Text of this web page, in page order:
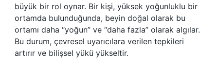
büyük bir rol oynar. Bir kişi, yüksek yoğunluklu bir
ortamda bulunduğunda, beyin doğal olarak bu
ortamı daha “yoğun” ve “daha fazla” olarak algılar.
Bu durum, çevresel uyarıcılara verilen tepkileri
artırır ve bilişsel yükü yükseltir.